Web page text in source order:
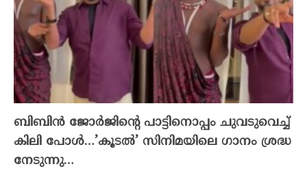
ബിബിൻ ജോർജിന്റെ പാട്ടിനൊപ്പം ചുവടുവെച്ച്
കിലി പോൾ…’കൂടൽ’ സിനിമയിലെ ഗാനം ശ്രദ്ധ
നേടുന്നു…